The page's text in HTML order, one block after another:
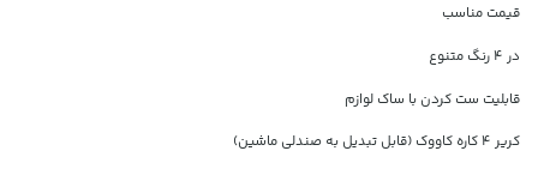
قیمت مناسب
در ۴ رنگ متنوع
قابلیت ست کردن با ساک لوازم
کریر ۴ کاره کاووک (قابل تبدیل به صندلی ماشین)